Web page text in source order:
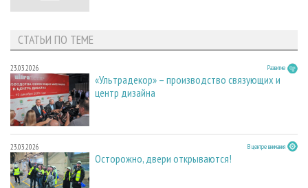
СТАТЬИ ПО ТЕМЕ
23.03.2026 Развитие
«Ультрадекор» – производство связующих и
центр дизайна
23.03.2026 В центре внимания
Осторожно, двери открываются!